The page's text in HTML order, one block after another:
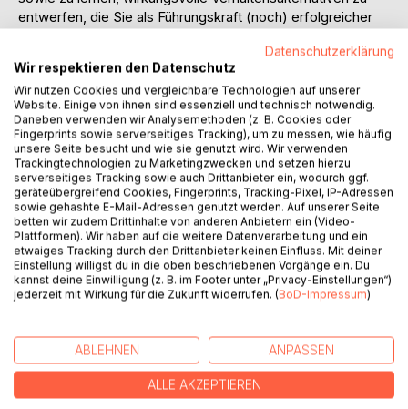
entwerfen, die Sie als Führungskraft (noch) erfolgreicher
Darüber hinaus zeigen detaillierte Praxisbeispiele aus der
Arbeit der Autoren mit Leadern aus weltweit führenden
Organisationen Wege zur effektiven und zeitgemäßen
Entwicklung von Teams und Organisationen auf. Der im 21st
Century Leadership Framework dokumentierte
Zusammenhang zwischen Systemklima, Führungsstilen und
Führungspersönlichkeit liefert einen wegweisenden Blick
darauf, wie dieser Dreiklang den Unternehmenserfolg
nachhaltig stärken kann.
"LEAD NOW! ist ein 'Muss' für alle, die in der
Führungsaufgabe mehr sehen, als einen Teil ihrer
Jobbeschreibung. Und für Menschen, die Führung als eine
Organisationen, ihre Mitarbeitenden und nicht zuletzt auch
für sich selbst." (PROF. DR. DIRK ZUPANCIC, CEO,
FÜHRUNGSCOACH UND PRIVATDOZENT DER
UNIVERSITÄT ST. GALLEN).
Datenschutzerklärung
Wir respektieren den Datenschutz
Wir nutzen Cookies und vergleichbare Technologien auf unserer
Website. Einige von ihnen sind essenziell und technisch notwendig.
Daneben verwenden wir Analysemethoden (z. B. Cookies oder
Fingerprints sowie serverseitiges Tracking), um zu messen, wie häufig
unsere Seite besucht und wie sie genutzt wird. Wir verwenden
Trackingtechnologien zu Marketingzwecken und setzen hierzu
serverseitiges Tracking sowie auch Drittanbieter ein, wodurch ggf.
geräteübergreifend Cookies, Fingerprints, Tracking-Pixel, IP-Adressen
sowie gehashte E-Mail-Adressen genutzt werden. Auf unserer Seite
betten wir zudem Drittinhalte von anderen Anbietern ein (Video-
Plattformen). Wir haben auf die weitere Datenverarbeitung und ein
etwaiges Tracking durch den Drittanbieter keinen Einfluss. Mit deiner
Einstellung willigst du in die oben beschriebenen Vorgänge ein. Du
kannst deine Einwilligung (z. B. im Footer unter „Privacy-Einstellungen“)
jederzeit mit Wirkung für die Zukunft widerrufen. (BoD-Impressum)
ABLEHNEN ANPASSEN
ALLE AKZEPTIEREN